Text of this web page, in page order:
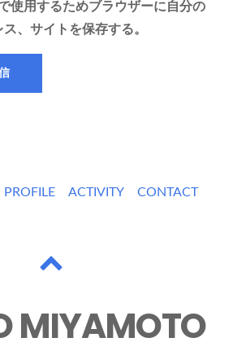
使用するためブラウザーに自分の
、サイトを保存する。
PROFILE ACTIVITY CONTACT
MIYAMOTO